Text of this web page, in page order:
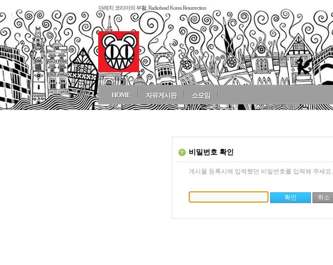
아레치 코리아의 부활, Radiohead Korea Resurrection
HOME 자유게시판 소모임
비밀번호 확인
게시물 등록시에 입력했던 비밀번호를 입력해 주세요.